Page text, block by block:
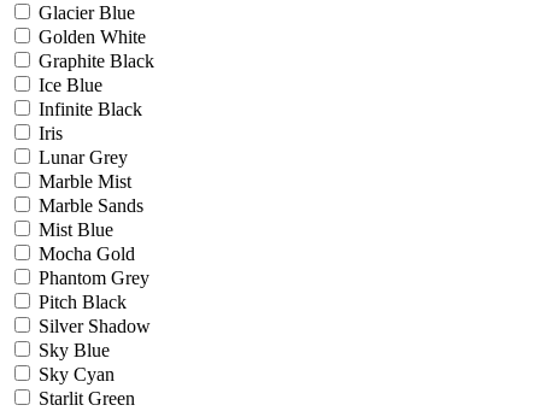
Glacier Blue
Golden White
Graphite Black
Ice Blue
Infinite Black
Iris
Lunar Grey
Marble Mist
Marble Sands
Mist Blue
Mocha Gold
Phantom Grey
Pitch Black
Silver Shadow
Sky Blue
Sky Cyan
Starlit Green